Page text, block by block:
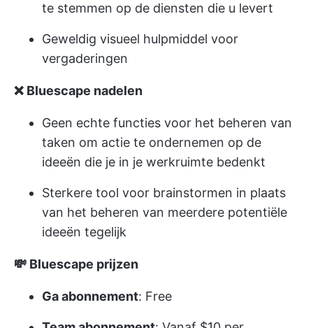
te stemmen op de diensten die u levert
Geweldig visueel hulpmiddel voor
vergaderingen
❌ Bluescape nadelen
Geen echte functies voor het beheren van
taken om actie te ondernemen op de
ideeën die je in je werkruimte bedenkt
Sterkere tool voor brainstormen in plaats
van het beheren van meerdere potentiële
ideeën tegelijk
💸 Bluescape prijzen
Ga abonnement: Free